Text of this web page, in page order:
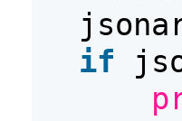
if